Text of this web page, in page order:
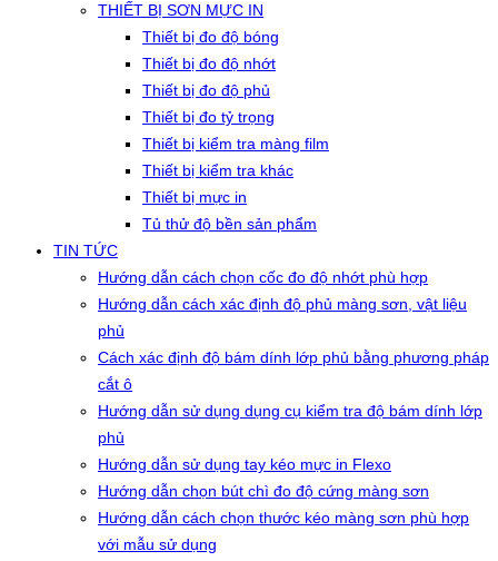
THIẾT BỊ SƠN MỰC IN
Thiết bị đo độ bóng
Thiết bị đo độ nhớt
Thiết bị đo độ phủ
Thiết bị đo tỷ trọng
Thiết bị kiểm tra màng film
Thiết bị kiểm tra khác
Thiết bị mực in
Tủ thử độ bền sản phẩm
TIN TỨC
Hướng dẫn cách chọn cốc đo độ nhớt phù hợp
Hướng dẫn cách xác định độ phủ màng sơn, vật liệu
phủ
Cách xác định độ bám dính lớp phủ bằng phương pháp
cắt ô
Hướng dẫn sử dụng dụng cụ kiểm tra độ bám dính lớp
phủ
Hướng dẫn sử dụng tay kéo mực in Flexo
Hướng dẫn chọn bút chì đo độ cứng màng sơn
Hướng dẫn cách chọn thước kéo màng sơn phù hợp
với mẫu sử dụng